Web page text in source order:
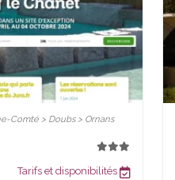
Comté > Doubs > Ornans
Tarifs et disponibilités